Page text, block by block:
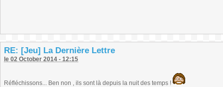
RE: [Jeu] La Dernière Lettre
le 02 October 2014 - 12:15
Réfléchissons... Ben non , ils sont là depuis la nuit des temps !